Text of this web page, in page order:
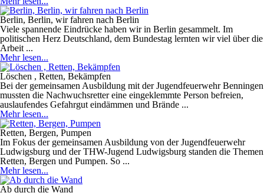
Berlin, Berlin, wir fahren nach Berlin
Viele spannende Eindrücke haben wir in Berlin gesammelt. Im
politischen Herz Deutschland, dem Bundestag lernten wir viel über die
Arbeit ...
Mehr lesen...
Löschen , Retten, Bekämpfen
Bei der gemeinsamen Ausbildung mit der Jugendfeuerwehr Benningen
mussten die Nachwuchsretter eine eingeklemmte Person befreien,
auslaufendes Gefahrgut eindämmen und Brände ...
Mehr lesen...
Retten, Bergen, Pumpen
Im Fokus der gemeinsamen Ausbildung von der Jugendfeuerwehr
Ludwigsburg und der THW-Jugend Ludwigsburg standen die Themen
Retten, Bergen und Pumpen. So ...
Mehr lesen...
Ab durch die Wand